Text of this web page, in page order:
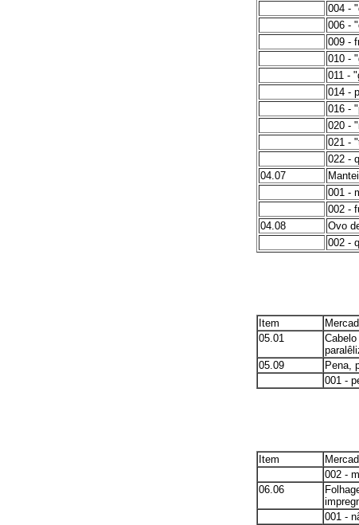
004 -
006 -
009 -
010 -
011 -
014 -
016 -
020 -
021 -
022 -
04.07
001 -
002 -
04.08
Ovo
002 -
Item
05.01
05.09
Pena,
001 -
Item
002 -
06.06
001 -